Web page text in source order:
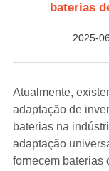
baterias
2025-
Atualmente,
adaptação de
baterias na
adaptação
fornecem baterias